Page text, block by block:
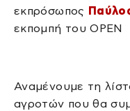
εκπρόσωπος
εκπομπή του ΟPEN
Αναμένουμε τη
αγροτών που θα